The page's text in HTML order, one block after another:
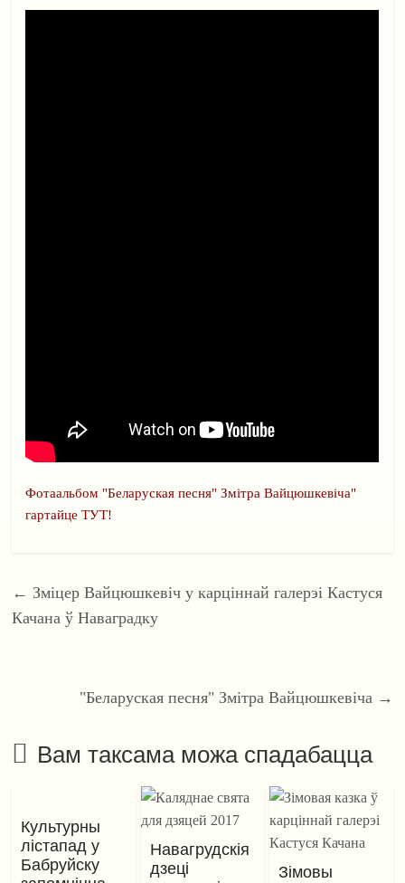
Фотаальбом "Беларуская песня" Змітра Вайцюшкевіча"
гартайце ТУТ!
← Зміцер Вайцюшкевіч у карціннай галерэі Кастуся
Качана ў Наваградку
"Беларуская песня" Змітра Вайцюшкевіча →
Вам таксама можа спадабацца
Культурны
лістапад у
Бабруйску
Навагрудскія
дзеці
Зімовы